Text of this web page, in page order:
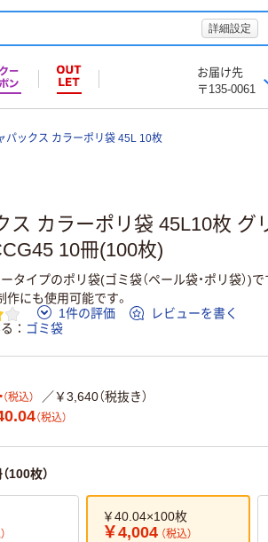
詳細設定
お届け先
〒135-0061
パックス カラーポリ袋 45L 10枚
ス カラーポリ袋 45L10枚 グ
10冊(100枚)
タイプのポリ袋(ゴミ袋（ペール袋・ポリ袋）)
作にも使用可能です。
1件の評価
レビューを書く
ゴミ袋
（税込）
／￥3,640（税抜き）
（税込）
100枚）
￥40.04×100枚
￥4,004 （税込）